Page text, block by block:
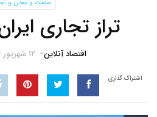
صنعت و معدن و
تراز تجاری
اقتصاد آنلاین ۱۲ شهریور ۱۴۰۴
اشتراک گذاری